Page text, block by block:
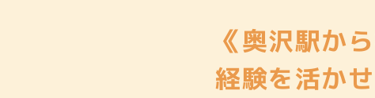
《奥沢駅か
経験を活か